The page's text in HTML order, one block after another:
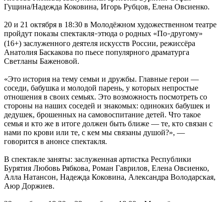
Гущина/Надежда Коковина, Игорь Рубцов, Елена Овсиенко.
20 и 21 октября в 18:30 в Молодёжном художественном театре
пройдут показы спектакля–этюда о родных «По–другому»
(16+) заслуженного деятеля искусств России, режиссёра
Анатолия Баскакова по пьесе популярного драматурга
Светланы Баженовой.
«Это история на тему семьи и дружбы. Главные герои —
соседи, бабушка и молодой парень, у которых непростые
отношения в своих семьях. Это возможность посмотреть со
стороны на наших соседей и знакомых: одиноких бабушек и
дедушек, брошенных на самовоспитание детей. Что такое
семья и кто же в итоге должен быть ближе — те, кто связан с
нами по крови или те, с кем мы связаны душой?», —
говорится в анонсе спектакля.
В спектакле заняты: заслуженная артистка Республики
Бурятия Любовь Рябкова, Роман Гаврилов, Елена Овсиенко,
Алла Натансон, Надежда Коковина, Александра Володарская,
Аюр Доржиев.